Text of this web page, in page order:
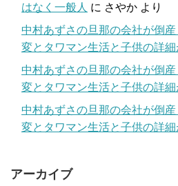
はなく一般人 に さやか より
中村あずさの旦那の会社が倒
変とタワマン生活と子供の詳細
中村あずさの旦那の会社が倒
変とタワマン生活と子供の詳細
中村あずさの旦那の会社が倒
変とタワマン生活と子供の詳細
アーカイブ